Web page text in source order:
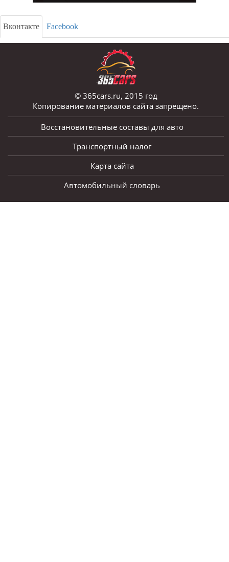
Вконтакте Facebook
© 365cars.ru, 2015 год
Копирование материалов сайта запрещено.
Восстановительные составы для авто
Транспортный налог
Карта сайта
Автомобильный словарь